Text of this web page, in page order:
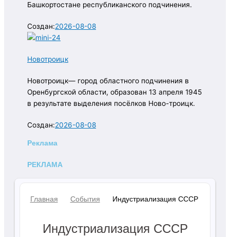
Башкортостане республиканского подчинения.
Создан:2026-08-08
Новотроицк
Новотроицк— город областного подчинения в
Оренбургской области, образован 13 апреля 1945
в результате выделения посёлков Ново-троицк.
Создан:2026-08-08
Реклама
РЕКЛАМА
Главная События Индустриализация СССР
Индустриализация СССР